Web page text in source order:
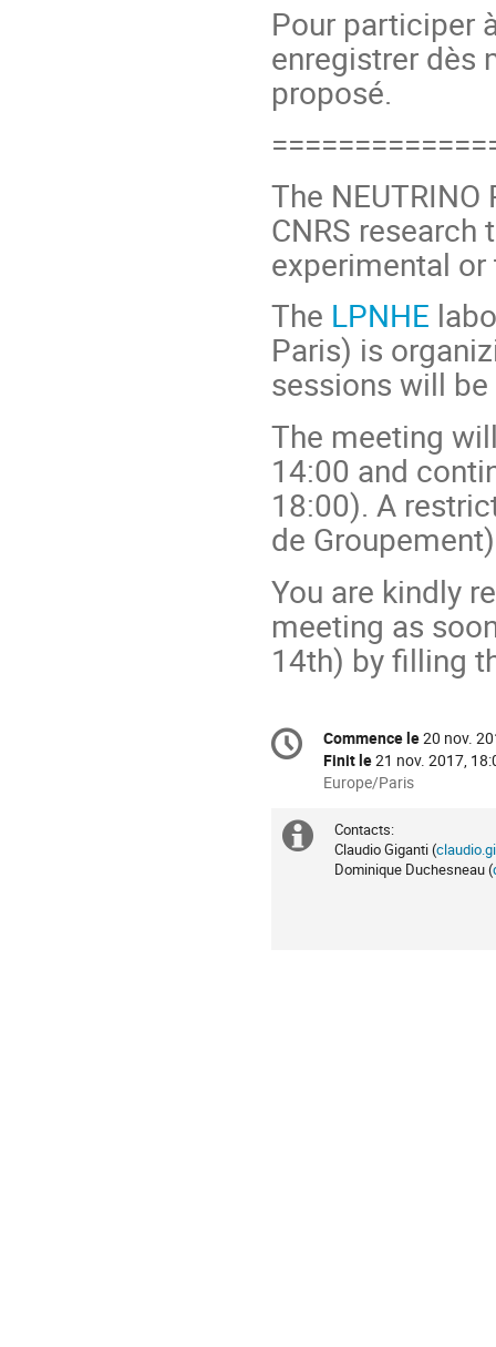
Pour participer
enregistrer dès
proposé.
The NEUTRINO
CNRS
experimental
The LPNHE
Paris) is
sessions will
The meeting
14:00 and
18:00). A
de
You are kindly
meeting as
14th) by filling
Information
de
Date/Heure
Commence le20 nov.
Finit le21 nov. 2017,
Toutes
horaires
sont
en
Europe/Paris
Information
Contacts:
Claudio Giganti (
Dominique Duchesneau (